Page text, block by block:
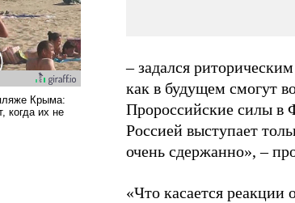
– задался
как в будущем смогут
Пророссийские силы в
Россией выступает
очень сдержанно», –
«Что касается